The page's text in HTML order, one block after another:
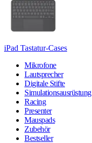
iPad Tastatur-Cases
Mikrofone
Lautsprecher
Digitale Stifte
Simulationsausrüstung
Racing
Presenter
Mauspads
Zubehör
Bestseller